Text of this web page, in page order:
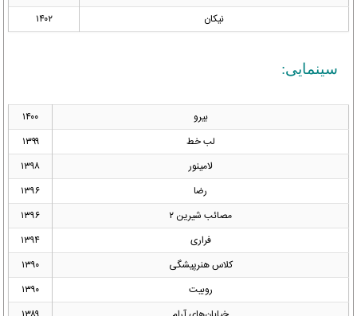
نیکان
۱۴۰۲
سینمایی:
بیرو
۱۴۰۰
لب خط
۱۳۹۹
لامینور
۱۳۹۸
رضا
۱۳۹۶
مصائب شیرین ۲
۱۳۹۶
فراری
۱۳۹۴
کلاس هنرپیشگی
۱۳۹۰
روبیت
۱۳۹۰